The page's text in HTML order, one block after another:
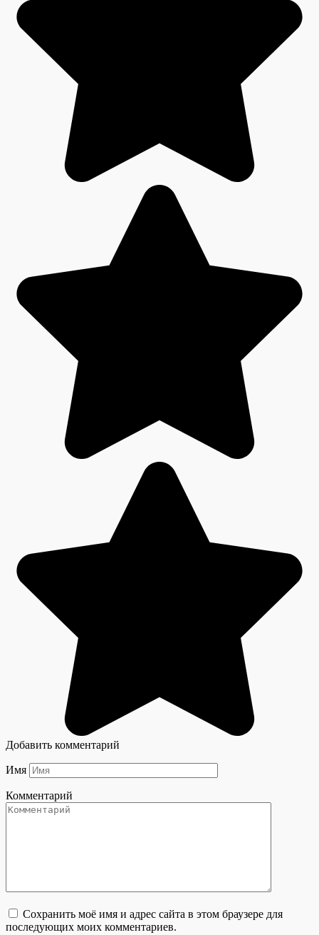
Добавить комментарий
Имя
Комментарий
Сохранить моё имя и адрес сайта в этом браузере для
последующих моих комментариев.